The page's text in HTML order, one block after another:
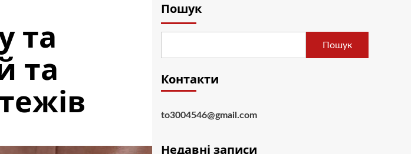
та
та
Пошук
Пошук
Контакти
to3004546@gmail.com
Недавні записи